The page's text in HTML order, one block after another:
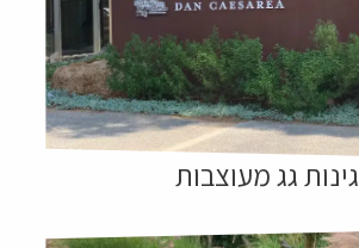
גינות גג מעוצבות